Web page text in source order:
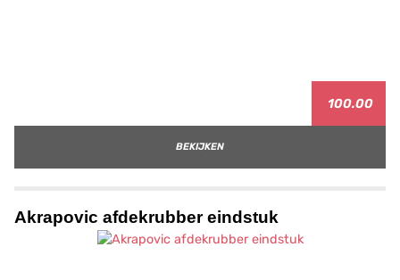
100.00
BEKIJKEN
Akrapovic afdekrubber eindstuk